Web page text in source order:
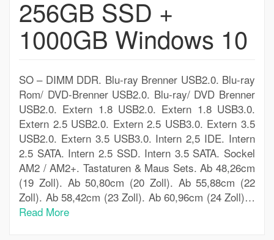
256GB SSD +
1000GB Windows 10
SO – DIMM DDR. Blu-ray Brenner USB2.0. Blu-ray
Rom/ DVD-Brenner USB2.0. Blu-ray/ DVD Brenner
USB2.0. Extern 1.8 USB2.0. Extern 1.8 USB3.0.
Extern 2.5 USB2.0. Extern 2.5 USB3.0. Extern 3.5
USB2.0. Extern 3.5 USB3.0. Intern 2,5 IDE. Intern
2.5 SATA. Intern 2.5 SSD. Intern 3.5 SATA. Sockel
AM2 / AM2+. Tastaturen & Maus Sets. Ab 48,26cm
(19 Zoll). Ab 50,80cm (20 Zoll). Ab 55,88cm (22
Zoll). Ab 58,42cm (23 Zoll). Ab 60,96cm (24 Zoll)…
Read More